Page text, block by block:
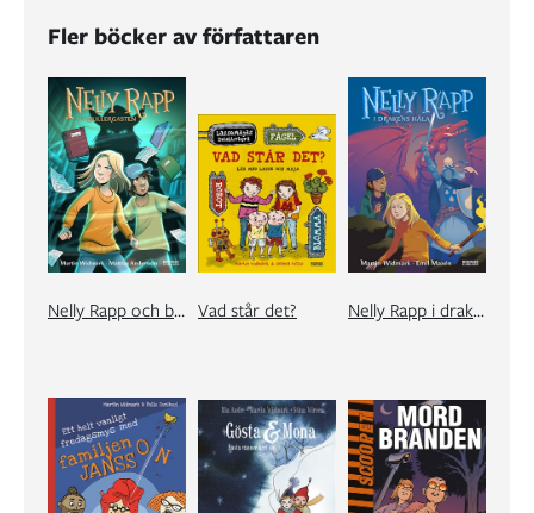
Fler böcker av författaren
Nelly Rapp och bullergasten Vad står det? Nelly Rapp i drakens håla